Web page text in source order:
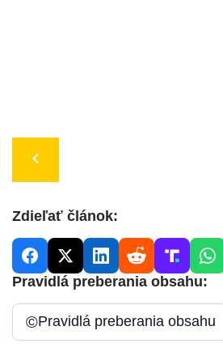
Zdieľať článok:
Pravidlá preberania obsahu:
©Pravidlá preberania obsahu